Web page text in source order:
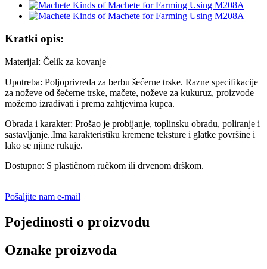
Kratki opis:
Materijal: Čelik za kovanje
Upotreba: Poljoprivreda za berbu šećerne trske. Razne specifikacije
za noževe od šećerne trske, mačete, noževe za kukuruz, proizvode
možemo izrađivati ​​i prema zahtjevima kupca.
Obrada i karakter: Prošao je probijanje, toplinsku obradu, poliranje i
sastavljanje..Ima karakteristiku kremene teksture i glatke površine i
lako se njime rukuje.
Dostupno: S plastičnom ručkom ili drvenom drškom.
Pošaljite nam e-mail
Pojedinosti o proizvodu
Oznake proizvoda